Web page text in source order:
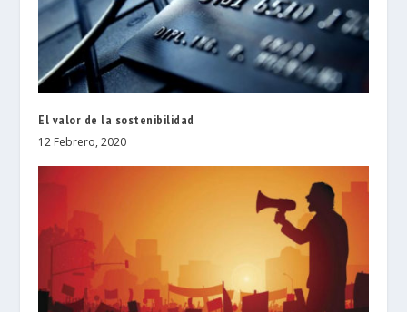
El valor de la sostenibilidad
12 Febrero, 2020